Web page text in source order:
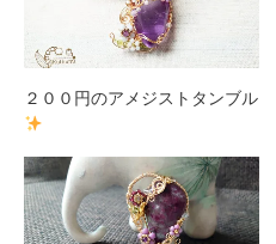
２００円のアメジストタンブル